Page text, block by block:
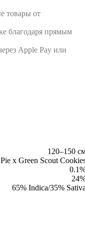
товары от
благодаря прямым
Apple Pay или
120–150
x Green Scout
65% Indica/35%